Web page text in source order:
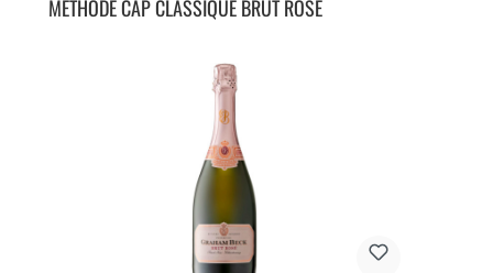
MÉTHODE CAP CLASSIQUE BRUT ROSÉ